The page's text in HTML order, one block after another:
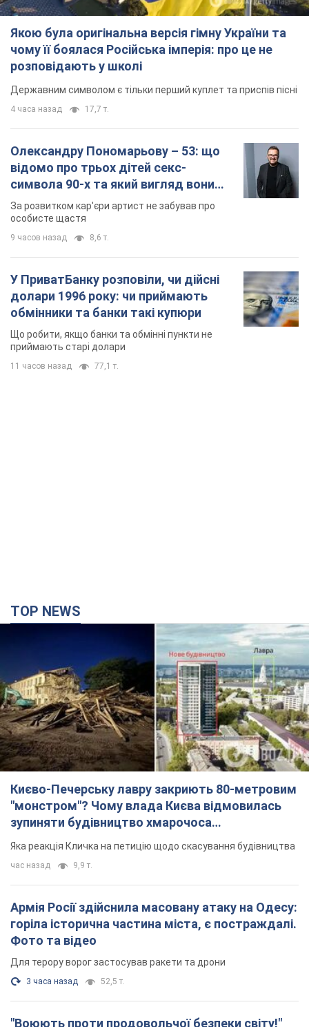
Якою була оригінальна версія гімну України та
чому її боялася Російська імперія: про це не
розповідають у школі
Державним символом є тільки перший куплет та приспів пісні
4 часа назад 17,7 т.
Олександру Пономарьову – 53: що
відомо про трьох дітей секс-
символа 90-х та який вигляд вони
мають
За розвитком кар'єри артист не забував про
особисте щастя
9 часов назад 8,6 т.
У ПриватБанку розповіли, чи дійсні
долари 1996 року: чи приймають
обмінники та банки такі купюри
Що робити, якщо банки та обмінні пункти не
приймають старі долари
11 часов назад 77,1 т.
TOP NEWS
Києво-Печерську лавру закриють 80-метровим
"монстром"? Чому влада Києва відмовилась
зупиняти будівництво хмарочоса
"московського вірянина"
Яка реакція Кличка на петицію щодо скасування будівництва
час назад 9,9 т.
Армія Росії здійснила масовану атаку на Одесу:
горіла історична частина міста, є постраждалі.
Фото та відео
Для терору ворог застосував ракети та дрони
3 часа назад 52,5 т.
"Воюють проти продовольчої безпеки світу!"